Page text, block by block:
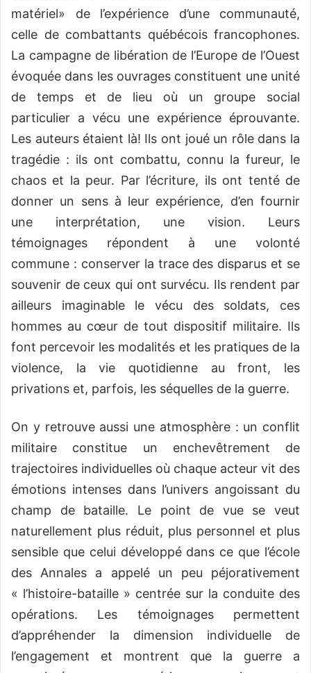
matériel» de l’expérience d’une communauté,
celle de combattants québécois francophones.
La campagne de libération de l’Europe de l’Ouest
évoquée dans les ouvrages constituent une unité
de temps et de lieu où un groupe social
particulier a vécu une expérience éprouvante.
Les auteurs étaient là! Ils ont joué un rôle dans la
tragédie : ils ont combattu, connu la fureur, le
chaos et la peur. Par l’écriture, ils ont tenté de
donner un sens à leur expérience, d’en fournir
une interprétation, une vision. Leurs
témoignages répondent à une volonté
commune : conserver la trace des disparus et se
souvenir de ceux qui ont survécu. Ils rendent par
ailleurs imaginable le vécu des soldats, ces
hommes au cœur de tout dispositif militaire. Ils
font percevoir les modalités et les pratiques de la
violence, la vie quotidienne au front, les
privations et, parfois, les séquelles de la guerre.
On y retrouve aussi une atmosphère : un conflit
militaire constitue un enchevêtrement de
trajectoires individuelles où chaque acteur vit des
émotions intenses dans l’univers angoissant du
champ de bataille. Le point de vue se veut
naturellement plus réduit, plus personnel et plus
sensible que celui développé dans ce que l’école
des Annales a appelé un peu péjorativement
« l’histoire-bataille » centrée sur la conduite des
opérations. Les témoignagespermettent
d’appréhender la dimension individuelle de
l’engagement et montrent que la guerre a